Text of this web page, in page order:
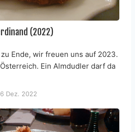
(2022)
Ende, wir freuen uns auf 2023.
Ein Almdudler darf da
Dez. 2022